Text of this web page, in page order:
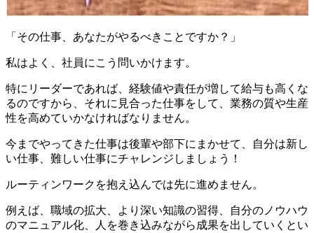
「その仕事、あなたがやるべきことですか？」
私はよく、社員にこう問いかけます。
特にリーダーであれば、経験値や責任が増して給与も高くな
るのですから、それに見合った仕事をして、業務の質や生産
性を高めていかなければなりません。
今までやってきた仕事は後輩や部下にまかせて、自分は新し
い仕事、難しい仕事にチャレンジ しましょう！
ルーティンワークを抱え込んでは先に進めません。
例えば、 職域の拡大、より深い知識の習得、自分のノウハウ
のマニュアル化、人を巻き込みながら成果を出していく とい